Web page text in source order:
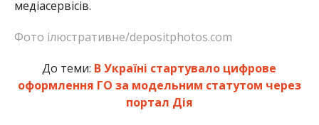
медіасервісів.
Фото ілюстративне/depositphotos.com
До теми: В Україні стартувало цифрове
оформлення ГО за модельним статутом через
портал Дія